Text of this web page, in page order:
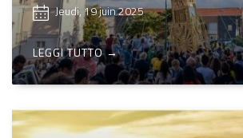
Jeudi, 19 juin 2025
LEGGI TUTTO →